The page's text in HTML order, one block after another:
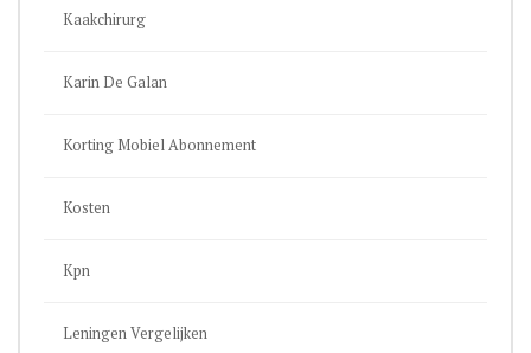
Kaakchirurg
Karin De Galan
Korting Mobiel Abonnement
Kosten
Kpn
Leningen Vergelijken